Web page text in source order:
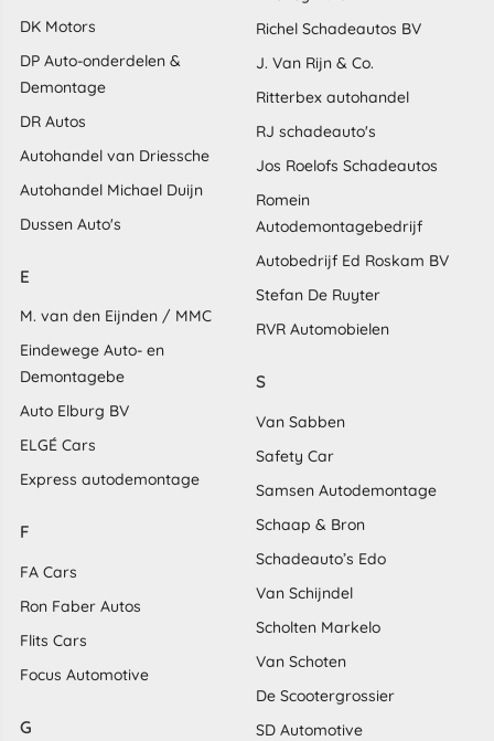
DK Motors
DP Auto-onderdelen &
Demontage
DR Autos
Autohandel van Driessche
Autohandel Michael Duijn
Dussen Auto's
E
M. van den Eijnden / MMC
Eindewege Auto- en
Demontagebe
Auto Elburg BV
ELGÉ Cars
Express autodemontage
F
FA Cars
Ron Faber Autos
Flits Cars
Focus Automotive
G
Richel Schadeautos BV
J. Van Rijn & Co.
Ritterbex autohandel
RJ schadeauto's
Jos Roelofs Schadeautos
Romein
Autodemontagebedrijf
Autobedrijf Ed Roskam BV
Stefan De Ruyter
RVR Automobielen
S
Van Sabben
Safety Car
Samsen Autodemontage
Schaap & Bron
Schadeauto’s Edo
Van Schijndel
Scholten Markelo
Van Schoten
De Scootergrossier
SD Automotive